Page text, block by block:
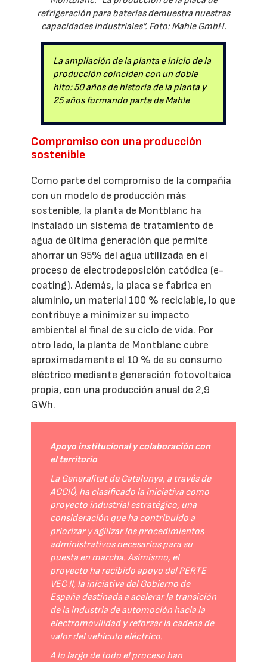
refrigeración para baterías demuestra nuestras
capacidades industriales”. Foto: Mahle GmbH.
La ampliación de la planta e inicio de la
producción coinciden con un doble
hito: 50 años de historia de la planta y
25 años formando parte de Mahle
Compromiso con una producción
sostenible
Como parte del compromiso de la compañía
con un modelo de producción más
sostenible, la planta de Montblanc ha
instalado un sistema de tratamiento de
agua de última generación que permite
ahorrar un 95% del agua utilizada en el
proceso de electrodeposición catódica (e-
coating). Además, la placa se fabrica en
aluminio, un material 100 % reciclable, lo que
contribuye a minimizar su impacto
ambiental al final de su ciclo de vida. Por
otro lado, la planta de Montblanc cubre
aproximadamente el 10 % de su consumo
eléctrico mediante generación fotovoltaica
propia, con una producción anual de 2,9
GWh.
Apoyo institucional y colaboración con
el territorio
La Generalitat de Catalunya, a través de
ACCIÓ, ha clasificado la iniciativa como
proyecto industrial estratégico, una
consideración que ha contribuido a
priorizar y agilizar los procedimientos
administrativos necesarios para su
puesta en marcha. Asimismo, el
proyecto ha recibido apoyo del PERTE
VEC II, la iniciativa del Gobierno de
España destinada a acelerar la transición
de la industria de automoción hacia la
electromovilidad y reforzar la cadena de
valor del vehículo eléctrico.
A lo largo de todo el proceso han